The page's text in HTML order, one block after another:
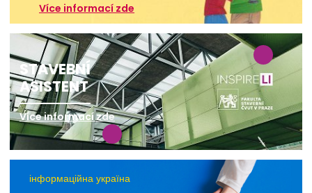
Více informací zde
STAVEBNÍ
ASISTENT
Více informací zde
інформаційна україна